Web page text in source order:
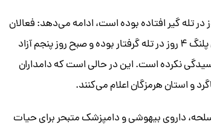
محیط زیست با اشاره به اینکه در گزارش‌ها آمده که این پلنگ ۳ روز در تله گیر افتاده بوده است، ادامه می‌دهد: فعالان
محیط زیست محلی که در محل حادثه حضور داشته‌اند به ما گفته‌اند که این پلنگ ۴ روز در تله گرفتار بوده و صبح روز پنجم آزاد
نکرده است. این در حالی است که دامداران
و استان هرمزگان اعلام می‌کنند.
داروی بیهوشی و دامپزشک متبحر برای حیات